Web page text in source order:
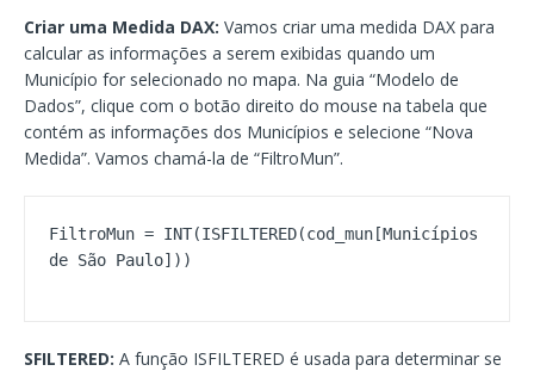
Criar uma Medida DAX: Vamos criar uma medida DAX para
calcular as informações a serem exibidas quando um
Município for selecionado no mapa. Na guia “Modelo de
Dados”, clique com o botão direito do mouse na tabela que
contém as informações dos Municípios e selecione “Nova
Medida”. Vamos chamá-la de “FiltroMun”.
FiltroMun = INT(ISFILTERED(cod_mun[Municípios
SFILTERED: A função ISFILTERED é usada para determinar se